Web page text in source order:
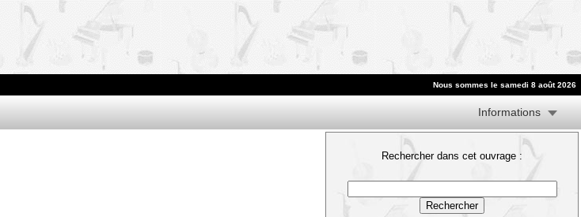
Nous sommes le samedi 8 août 2026
Informations
Rechercher dans cet ouvrage :